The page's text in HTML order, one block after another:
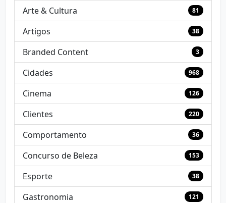
Arte & Cultura 81
Artigos 38
Branded Content 3
Cidades 968
Cinema 126
Clientes 220
Comportamento 36
Concurso de Beleza 153
Esporte 38
Gastronomia 121